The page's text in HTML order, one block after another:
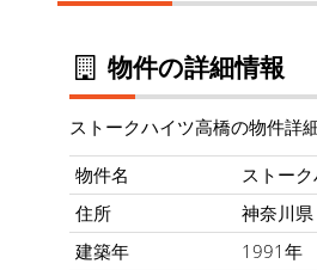
物件の詳細情報
ストークハイツ高橋の物件詳
物件名
ストー
住所
神奈川
建築年
1991年